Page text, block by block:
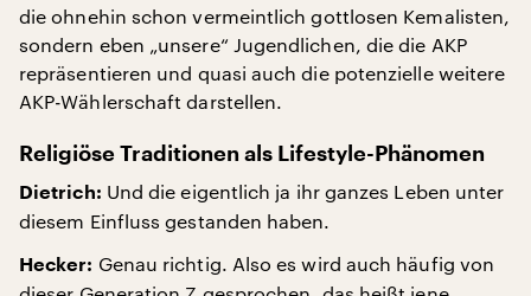
die ohnehin schon vermeintlich gottlosen Kemalisten,
sondern eben „unsere“ Jugendlichen, die die AKP
repräsentieren und quasi auch die potenzielle weitere
AKP-Wählerschaft darstellen.
Religiöse Traditionen als Lifestyle-Phänomen
Dietrich: Und die eigentlich ja ihr ganzes Leben unter
diesem Einfluss gestanden haben.
Hecker: Genau richtig. Also es wird auch häufig von